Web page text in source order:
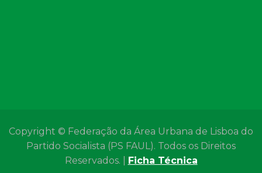
Copyright © Federação da Área Urbana de Lisboa do
Partido Socialista (PS FAUL). Todos os Direitos
Reservados. |
Ficha Técnica